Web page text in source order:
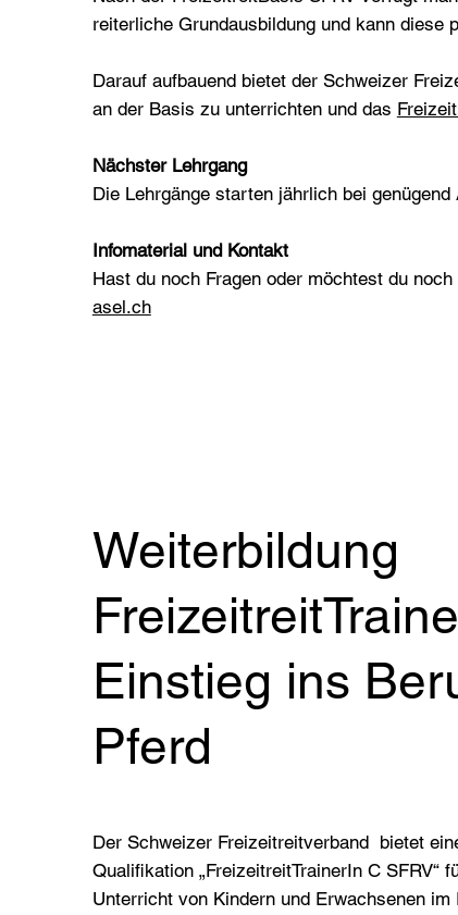
reiterliche Grundausbildung und kann diese
Darauf aufbauend bietet der Schweizer
an der Basis zu unterrichten und das
Nächster Lehrgang
Die Lehrgänge starten jährlich bei
Infomaterial und Kontakt
Hast du noch Fragen oder möchtest du
asel.ch
Weiterbildung
Einstieg ins
Pferd
Der Schweizer Freizeitreitverband bietet
Qualifikation „FreizeitreitTrainerIn C
Unterricht von Kindern und Erwachsenen